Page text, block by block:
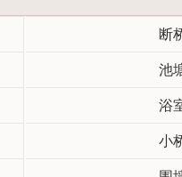
断
池
浴
小